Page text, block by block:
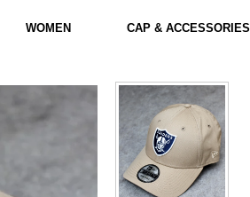
WOMEN CAP & ACCESSORIES